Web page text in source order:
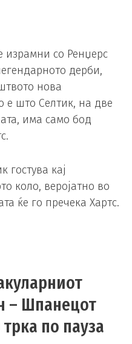
израмни со Ренџерс
дерби,
нова
е што Селтик, на две
има само бод
гостува кај
коло, веројатно во
ќе го пречека Хартс.
– Шпанецот
по пауза